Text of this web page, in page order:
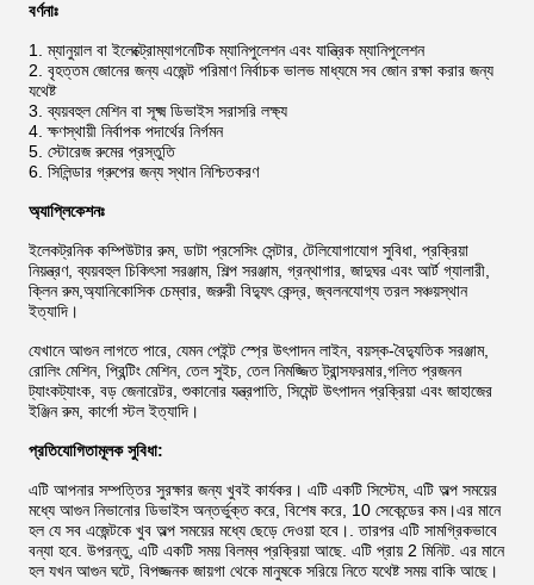
বর্ণনাঃ
1. ম্যানুয়াল বা ইলেক্ট্রোম্যাগনেটিক ম্যানিপুলেশন এবং যান্ত্রিক ম্যানিপুলেশন
2. বৃহত্তম জোনের জন্য এজেন্ট পরিমাণ নির্বাচক ভালভ মাধ্যমে সব জোন রক্ষা করার জন্য
যথেষ্ট
3. ব্যয়বহুল মেশিন বা সূক্ষ্ম ডিভাইস সরাসরি লক্ষ্য
4. ক্ষণস্থায়ী নির্বাপক পদার্থের নির্গমন
5. স্টোরেজ রুমের প্রস্তুতি
6. সিলিন্ডার গ্রুপের জন্য স্থান নিশ্চিতকরণ
অ্যাপ্লিকেশনঃ
ইলেকট্রনিক কম্পিউটার রুম, ডাটা প্রসেসিং সেন্টার, টেলিযোগাযোগ সুবিধা, প্রক্রিয়া
নিয়ন্ত্রণ, ব্যয়বহুল চিকিৎসা সরঞ্জাম, শিল্প সরঞ্জাম, গ্রন্থাগার, জাদুঘর এবং আর্ট গ্যালারী,
ক্লিন রুম,অ্যানিকোসিক চেম্বার, জরুরী বিদ্যুৎ কেন্দ্র, জ্বলনযোগ্য তরল সঞ্চয়স্থান
ইত্যাদি।
যেখানে আগুন লাগতে পারে, যেমন পেইন্ট স্প্রে উৎপাদন লাইন, বয়স্ক-বৈদ্যুতিক সরঞ্জাম,
রোলিং মেশিন, প্রিন্টিং মেশিন, তেল সুইচ, তেল নিমজ্জিত ট্রান্সফরমার,গলিত প্রজনন
ট্যাংকট্যাংক, বড় জেনারেটর, শুকানোর যন্ত্রপাতি, সিমেন্ট উৎপাদন প্রক্রিয়া এবং জাহাজের
ইঞ্জিন রুম, কার্গো স্টল ইত্যাদি।
প্রতিযোগিতামূলক সুবিধা:
এটি আপনার সম্পত্তির সুরক্ষার জন্য খুবই কার্যকর। এটি একটি সিস্টেম, এটি অল্প সময়ের
মধ্যে আগুন নিভানোর ডিভাইস অন্তর্ভুক্ত করে, বিশেষ করে, 10 সেকেন্ডের কম।এর মানে
হল যে সব এজেন্টকে খুব অল্প সময়ের মধ্যে ছেড়ে দেওয়া হবে।. তারপর এটি সামগ্রিকভাবে
বন্যা হবে. উপরন্তু, এটি একটি সময় বিলম্ব প্রক্রিয়া আছে. এটি প্রায় 2 মিনিট. এর মানে
হল যখন আগুন ঘটে, বিপজ্জনক জায়গা থেকে মানুষকে সরিয়ে নিতে যথেষ্ট সময় বাকি আছে।